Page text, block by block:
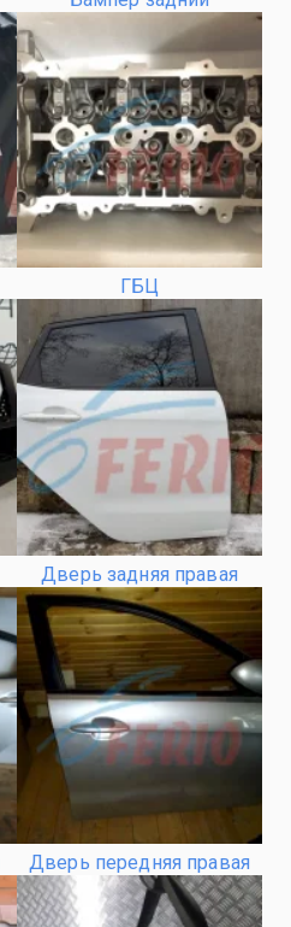
ГБЦ
Дверь задняя правая
Дверь передняя правая